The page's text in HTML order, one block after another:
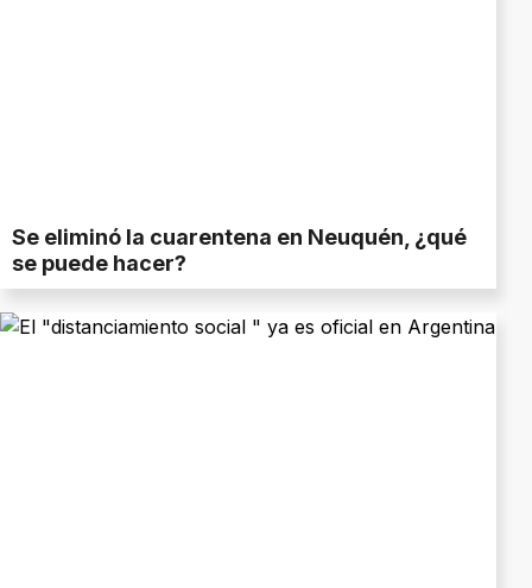
Se eliminó la cuarentena en Neuquén, ¿qué
se puede hacer?